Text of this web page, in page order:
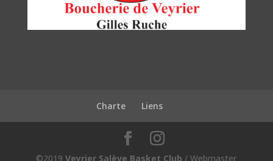
Charte Liens
©2019Veyrier Salève Basket Club / Webmaster